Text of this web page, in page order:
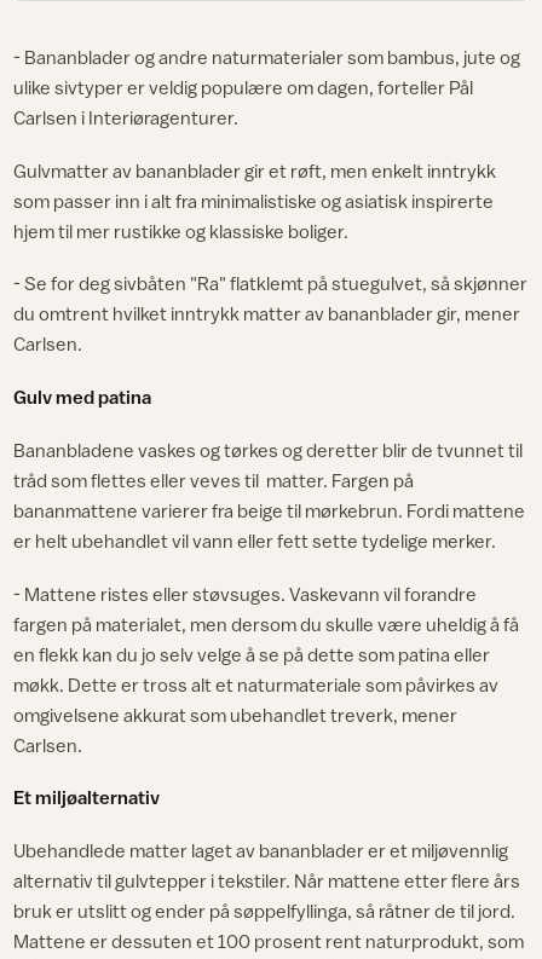
- Bananblader og andre naturmaterialer som bambus, jute og
ulike sivtyper er veldig populære om dagen, forteller Pål
Carlsen i Interiøragenturer.
Gulvmatter av bananblader gir et røft, men enkelt inntrykk
som passer inn i alt fra minimalistiske og asiatisk inspirerte
hjem til mer rustikke og klassiske boliger.
- Se for deg sivbåten "Ra" flatklemt på stuegulvet, så skjønner
du omtrent hvilket inntrykk matter av bananblader gir, mener
Carlsen.
Gulv med patina
Bananbladene vaskes og tørkes og deretter blir de tvunnet til
tråd som flettes eller veves til matter. Fargen på
bananmattene varierer fra beige til mørkebrun. Fordi mattene
er helt ubehandlet vil vann eller fett sette tydelige merker.
- Mattene ristes eller støvsuges. Vaskevann vil forandre
fargen på materialet, men dersom du skulle være uheldig å få
en flekk kan du jo selv velge å se på dette som patina eller
møkk. Dette er tross alt et naturmateriale som påvirkes av
omgivelsene akkurat som ubehandlet treverk, mener
Carlsen.
Et miljøalternativ
Ubehandlede matter laget av bananblader er et miljøvennlig
alternativ til gulvtepper i tekstiler. Når mattene etter flere års
bruk er utslitt og ender på søppelfyllinga, så råtner de til jord.
Mattene er dessuten et 100 prosent rent naturprodukt, som